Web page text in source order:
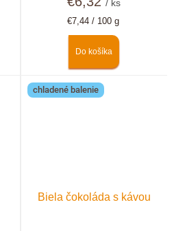
/ ks
Jednotková
€7,44 / 100 g
Do košíka
chladené balenie
Biela čokoláda s kávou